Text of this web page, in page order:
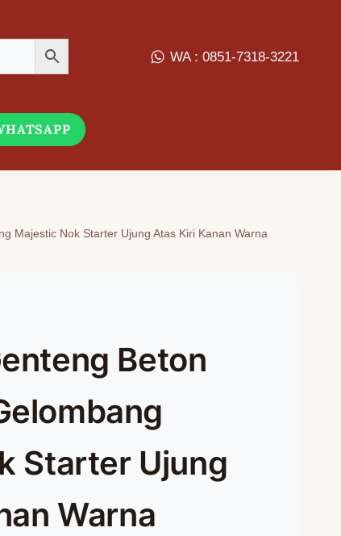
WA : 0851-7318-3221
Majestic Nok Starter Ujung Atas Kiri Kanan Warna
Beton
Starter Ujung
Warna